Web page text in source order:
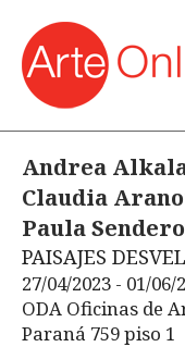
Andrea
Claudia
Paula
PAISAJES
27/04/2023 - 01/06/
ODA Oficinas de
Paraná 759 piso 1